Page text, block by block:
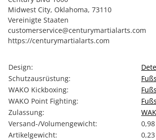
Midwest City, Oklahoma, 73110
Vereinigte Staaten
customerservice@centurymartialarts.com
https://centurymartialarts.com
Produkteigenschaft
Wert
Design:
Schutzausrüstung:
WAKO Kickboxing:
WAKO Point Fighting:
Zulassung:
Versand-/Volumengewicht:
Artikelgewicht:
0,23